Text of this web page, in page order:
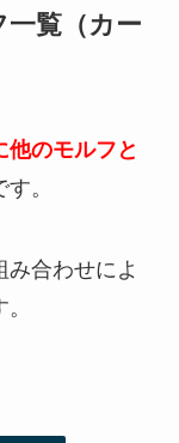
覧（カー
他のモルフと
。
み合わせによ